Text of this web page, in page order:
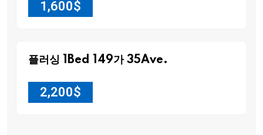
1,600$
플러싱 1Bed 149가 35Ave.
2,200$